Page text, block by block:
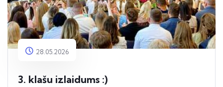
28.05.2026
3. klašu izlaidums :)